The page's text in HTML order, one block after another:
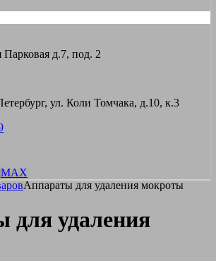
Парковая д.7, под. 2
ул. Коли Томчака, д.10, к.3
Аппараты для удаления мокроты
для удаления